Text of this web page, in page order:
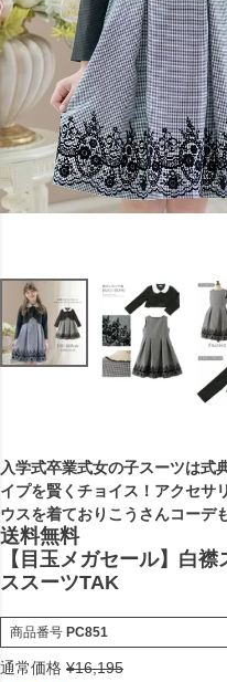
入学式卒業式女の子スーツは式
イプを賢くチョイス！アクセサ
ウスを着ておりこうさんコーデ
送料無料
【目玉メガセール】白
ススーツTAK
商品番号 PC851
通常価格 ¥16,195